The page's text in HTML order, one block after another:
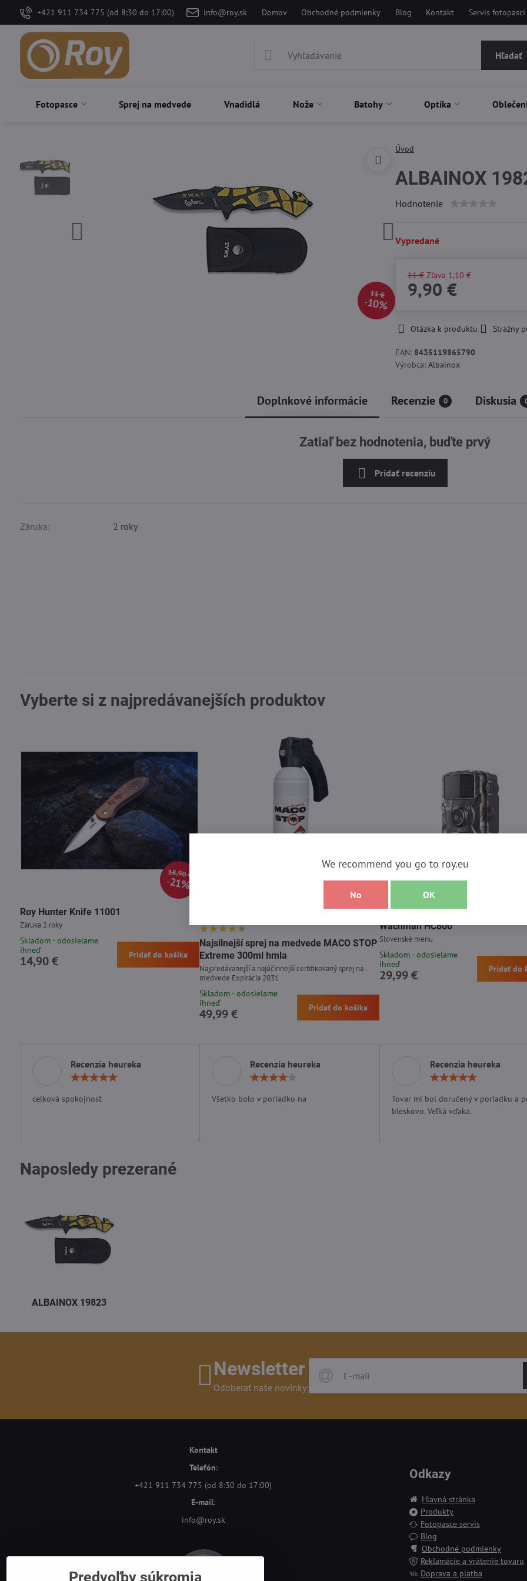
+421 911 734 775 (od 8:30 do 17:00) info@roy.sk Domov Obchodné podmienky Blog Kontakt Servis fotopascí
Hľadať
Fotopasce Sprej na medvede Vnadidlá Nože Batohy Optika
11 €
10%
Úvod
ALBAINOX
Hodnotenie
Vypredané
11 € Zľava 1,10 €
9,90 €
Otázka k produktu Strážny
EAN: 8435119865790
Výrobca: Albainox
Doplnkové informácie Recenzie 0 Diskusia
Zatiaľ bez hodnotenia, buďte prvý
Pridať recenziu
Záruka: 2 roky
Vyberte si z najpredávanejších produktov
18,90 €
21%
Roy Hunter Knife 11001
Záruka 2 roky
Skladom - odosielame
ihneď
14,90 € Pridať do košíka
Najsilnejší sprej na medvede MACO STOP
Extreme 300ml hmla
Najpredávanejší a najúčinnejší certifikovaný sprej na
medvede Expirácia 2031
Skladom - odosielame
ihneď
49,99 € Pridať do košíka
Wachman HC800
Slovenské menu
Skladom - odosielame
ihneď
29,99 € Pridať do
Recenzia heureka
celková spokojnosť
Recenzia heureka
Všetko bolo v poriadku na
Recenzia heureka
/
5
Tovar mi bol doručený v poriadku a
bleskovo. Veľká vďaka.
Naposledy prezerané
ALBAINOX 19823
Newsletter
Odoberať naše novinky:
Kontakt
Telefón:
+421 911 734 775 (od 8:30 do 17:00)
E-mail:
info@roy.sk
Odkazy
Hlavná stránka
Produkty
Fotopasce servis
Blog
Obchodné podmienky
Reklamácie a vrátenie tovaru
Doprava a platba
Predvoľby súkromia
We recommend you go to roy.eu
No OK